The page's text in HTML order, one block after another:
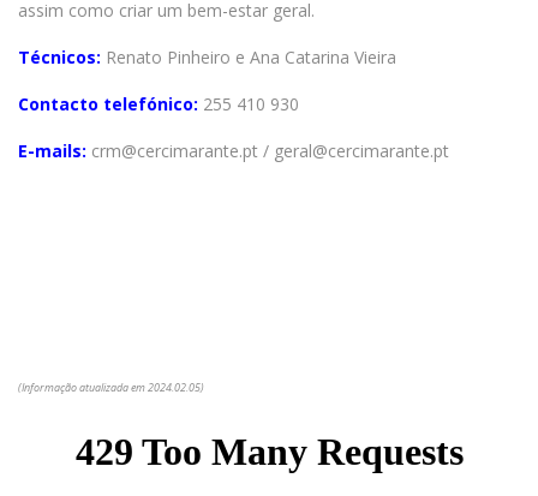
assim como criar um bem-estar geral.
Técnicos: Renato Pinheiro e Ana Catarina Vieira
Contacto telefónico: 255 410 930
E-mails: crm@cercimarante.pt / geral@cercimarante.pt
(Informação atualizada em 2024.02.05)